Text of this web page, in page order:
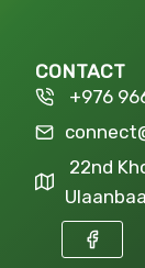
CONTACT
+976
22nd